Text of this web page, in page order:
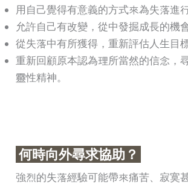
用自己覺得有意義的方式來為失落進行
允許自己有改變，從中發掘成長的機會
從失落中有所獲得，重新評估人生目
重新回顧原本認為理所當然的信念，
靈性精神。
何時向外尋求協助？
強烈的失落經驗可能帶來痛苦、寂寞